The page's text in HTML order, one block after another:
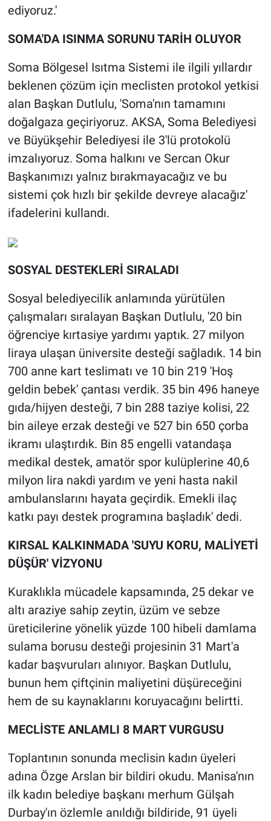
ediyoruz.'
SOMA'DA ISINMA SORUNU TARİH OLUYOR
Soma Bölgesel Isıtma Sistemi ile ilgili yıllardır
beklenen çözüm için meclisten protokol yetkisi
alan Başkan Dutlulu, 'Soma'nın tamamını
doğalgaza geçiriyoruz. AKSA, Soma Belediyesi
ve Büyükşehir Belediyesi ile 3'lü protokolü
imzalıyoruz. Soma halkını ve Sercan Okur
Başkanımızı yalnız bırakmayacağız ve bu
sistemi çok hızlı bir şekilde devreye alacağız'
ifadelerini kullandı.
SOSYAL DESTEKLERİ SIRALADI
Sosyal belediyecilik anlamında yürütülen
çalışmaları sıralayan Başkan Dutlulu, '20 bin
öğrenciye kırtasiye yardımı yaptık. 27 milyon
liraya ulaşan üniversite desteği sağladık. 14 bin
700 anne kart teslimatı ve 10 bin 219 'Hoş
geldin bebek' çantası verdik. 35 bin 496 haneye
gıda/hijyen desteği, 7 bin 288 taziye kolisi, 22
bin aileye erzak desteği ve 527 bin 650 çorba
ikramı ulaştırdık. Bin 85 engelli vatandaşa
medikal destek, amatör spor kulüplerine 40,6
milyon lira nakdi yardım ve yeni hasta nakil
ambulanslarını hayata geçirdik. Emekli ilaç
katkı payı destek programına başladık' dedi.
KIRSAL KALKINMADA 'SUYU KORU, MALİYETİ
DÜŞÜR' VİZYONU
Kuraklıkla mücadele kapsamında, 25 dekar ve
altı araziye sahip zeytin, üzüm ve sebze
üreticilerine yönelik yüzde 100 hibeli damlama
sulama borusu desteği projesinin 31 Mart'a
kadar başvuruları alınıyor. Başkan Dutlulu,
bunun hem çiftçinin maliyetini düşüreceğini
hem de su kaynaklarını koruyacağını belirtti.
MECLİSTE ANLAMLI 8 MART VURGUSU
Toplantının sonunda meclisin kadın üyeleri
adına Özge Arslan bir bildiri okudu. Manisa'nın
ilk kadın belediye başkanı merhum Gülşah
Durbay'ın özlemle anıldığı bildiride, 91 üyeli